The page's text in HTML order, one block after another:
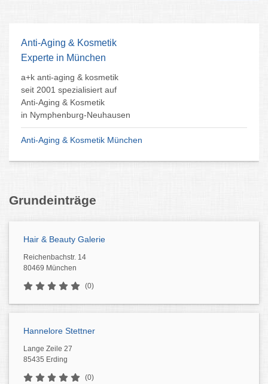
Anti-Aging & Kosmetik
Experte in München
a+k anti-aging & kosmetik
seit 2001 spezialisiert auf
Anti-Aging & Kosmetik
in Nymphenburg-Neuhausen
Anti-Aging & Kosmetik München
Grundeinträge
Hair & Beauty Galerie
Reichenbachstr. 14
80469 München
(0)
Hannelore Stettner
Lange Zeile 27
85435 Erding
(0)